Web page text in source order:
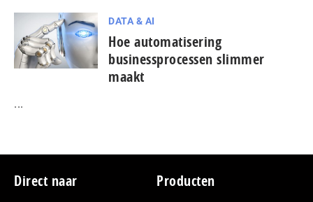
DATA & AI
Hoe automatisering
businessprocessen slimmer
maakt
...
Footer
Direct naar Producten